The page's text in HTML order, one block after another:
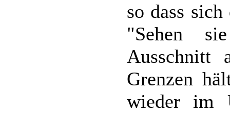
so dass
"Sehen
Ausschnitt
Grenzen
wieder im